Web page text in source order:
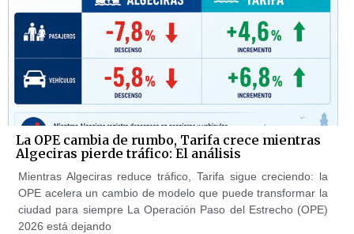
La OPE cambia de rumbo, Tarifa crece mientras
Algeciras pierde tráfico: El análisis
Mientras Algeciras reduce tráfico, Tarifa sigue creciendo: la
OPE acelera un cambio de modelo que puede transformar la
ciudad para siempre La Operación Paso del Estrecho (OPE)
2026 está dejando